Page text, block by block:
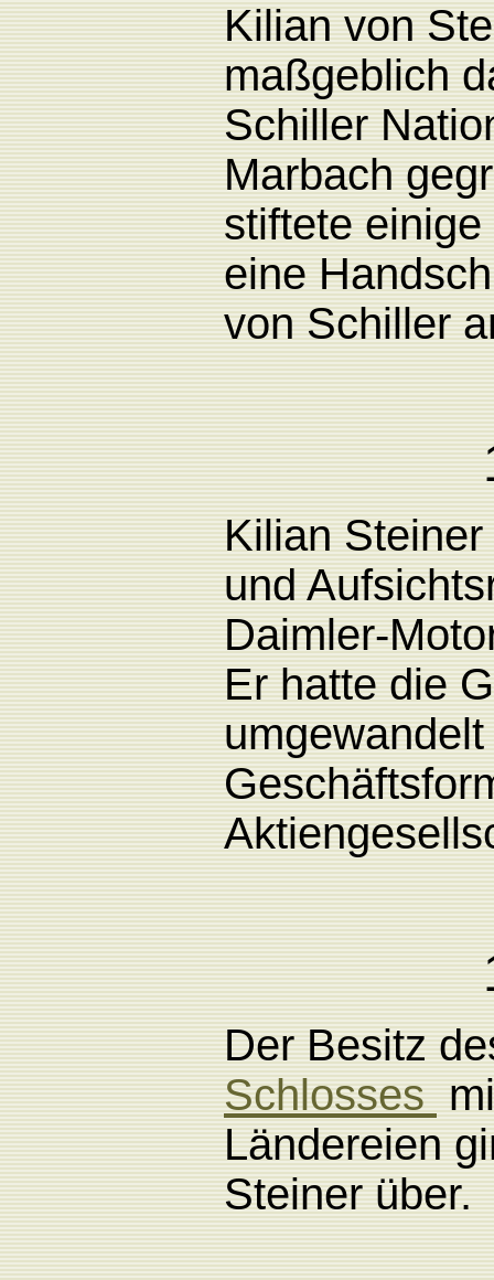
Kilian von
maßgeblich
Schiller
Marbach
stiftete
eine
von Schiller
Kilian Steiner
und
Daimler-
Er hatte die
Der Besitz
Schlosses
Ländereien
Steiner über.